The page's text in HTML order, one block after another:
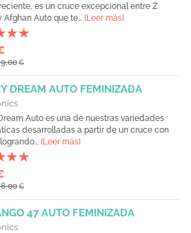
es un cruce excepcional entre Z
Afghan Auto que te... [Leer más]
€
DREAM AUTO FEMINIZADA
Auto es una de nuestras variedades
desarrolladas a partir de un cruce con
[Leer más]
€
47 AUTO FEMINIZADA